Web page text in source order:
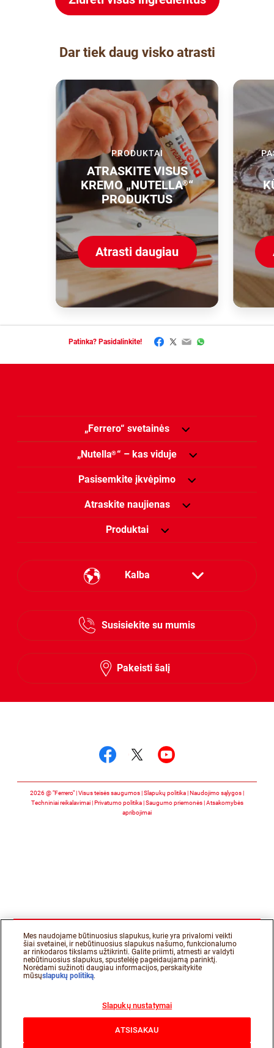
Dar tiek daug visko atrasti
PRODUKTAI
ATRASKITE VISUS
KREMO „NUTELLA®“
PRODUKTUS
Atrasti daugiau
Patinka? Pasidalinkite! Facebook
Twitter
EmailWhatsApp
„Ferrero“ svetainės
„Nutella®“ – kas viduje
Pasisemkite įkvėpimo
Atraskite naujienas
Produktai
Kalba
Estonian
Latvian
Susisiekite su mumis
Pakeisti šalį
2026 @ "Ferrero" | Visus teisės saugumos Slapukų politika
Naudojimo sąlygos
Techniniai reikalavimai
Privatumo politika Saugumo priemonės Atsakomybės
apribojimai
Mes naudojame būtinuosius slapukus, kurie yra privalomi veikti
šiai svetainei, ir nebūtinuosius slapukus našumo, funkcionalumo
ar rinkodaros tikslams užtikrinti. Galite priimti, atmesti ar valdyti
nebūtinuosius slapukus, spustelėję pageidaujamą parinktį.
Norėdami sužinoti daugiau informacijos, perskaitykite
mūsųslapukų politiką.
Slapukų nustatymai
ATSISAKAU